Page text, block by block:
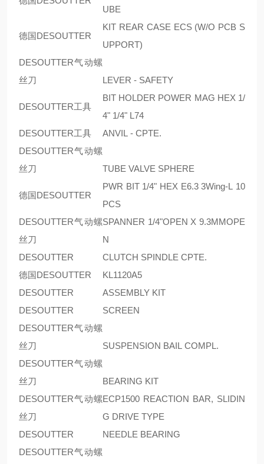
UBE
德国DESOUTTER
KIT REAR CASE ECS (W/O PCB S
UPPORT)
DESOUTTER气动螺
丝刀
LEVER - SAFETY
DESOUTTER工具
BIT HOLDER POWER MAG HEX 1/
4" 1/4" L74
DESOUTTER工具
ANVIL - CPTE.
DESOUTTER气动螺
丝刀
TUBE VALVE SPHERE
德国DESOUTTER
PWR BIT 1/4" HEX E6.3 3Wing-L 10
PCS
DESOUTTER气动螺
丝刀
SPANNER 1/4"OPEN X 9.3MMOPE
N
DESOUTTER
CLUTCH SPINDLE CPTE.
德国DESOUTTER
KL1120A5
DESOUTTER
ASSEMBLY KIT
DESOUTTER
SCREEN
DESOUTTER气动螺
丝刀
SUSPENSION BAIL COMPL.
DESOUTTER气动螺
丝刀
BEARING KIT
DESOUTTER气动螺
丝刀
ECP1500 REACTION BAR, SLIDIN
G DRIVE TYPE
DESOUTTER
NEEDLE BEARING
DESOUTTER气动螺